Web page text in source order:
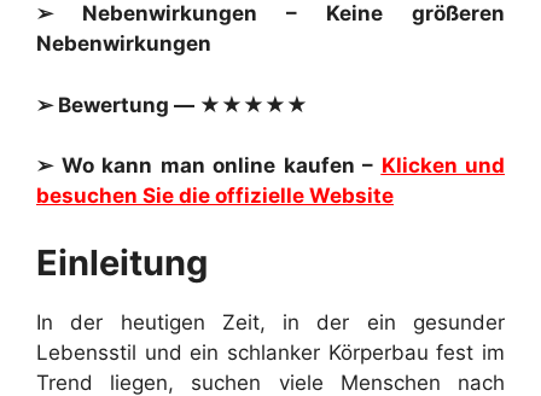
➢ Nebenwirkungen – Keine größeren
Nebenwirkungen
➢ Bewertung — ★★★★★
➢ Wo kann man online kaufen – Klicken und
besuchen Sie die offizielle Website
Einleitung
In der heutigen Zeit, in der ein gesunder
Lebensstil und ein schlanker Körperbau fest im
Trend liegen, suchen viele Menschen nach